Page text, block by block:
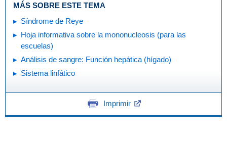
MÁS SOBRE ESTE TEMA
Síndrome de Reye
Hoja informativa sobre la mononucleosis (para las
escuelas)
Análisis de sangre: Función hepática (hígado)
Sistema linfático
Imprimir